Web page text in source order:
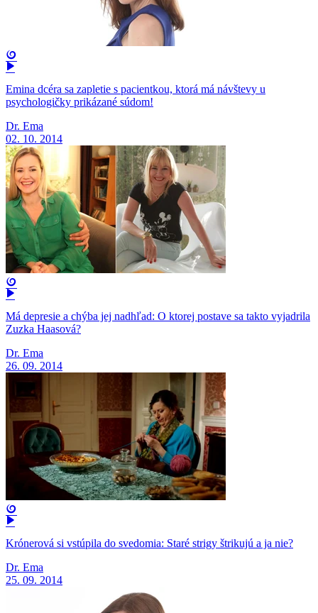
Emina dcéra sa zapletie s pacientkou, ktorá má návštevy u
psychologičky prikázané súdom!
Dr. Ema
02. 10. 2014
Má depresie a chýba jej nadhľad: O ktorej postave sa takto vyjadrila
Zuzka Haasová?
Dr. Ema
26. 09. 2014
Krónerová si vstúpila do svedomia: Staré strigy štrikujú a ja nie?
Dr. Ema
25. 09. 2014